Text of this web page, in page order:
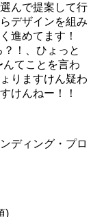
んで提案して行
デザインを組み
進めてます！
！、ひょっと
んてことを言わ
りますけん疑わ
けんねー！！
ディング・プロ
)